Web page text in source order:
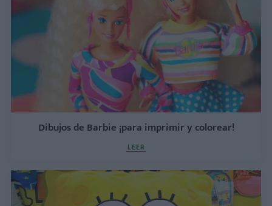
Dibujos de Barbie ¡para imprimir y colorear!
LEER